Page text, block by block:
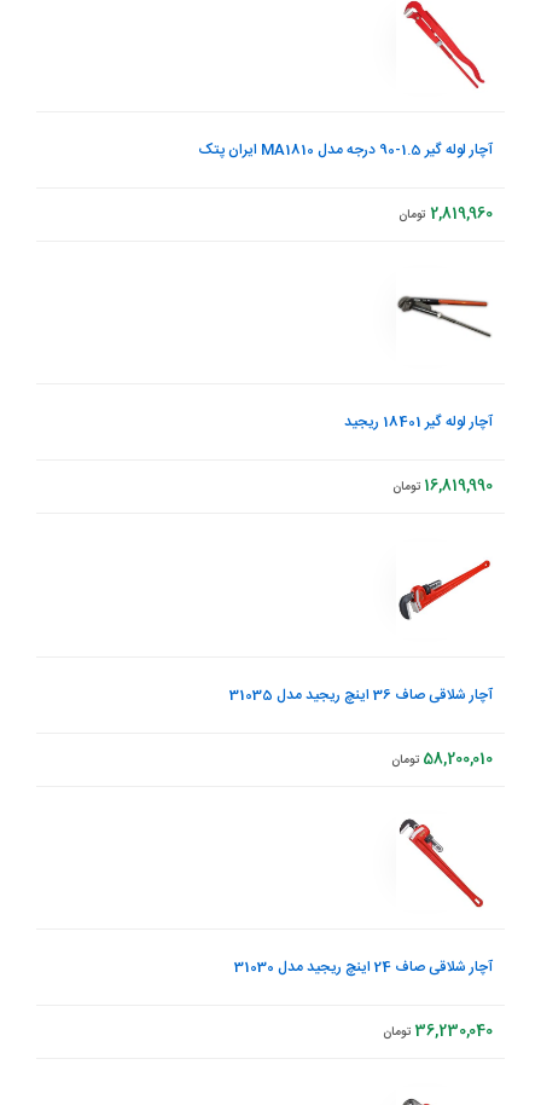
آچار لوله گیر 1.5-90 درجه مدل MA1810 ایران پتک
2,819,960 تومان
آچار لوله گیر 18401 ریجید
16,819,990 تومان
آچار شلاقی صاف 36 اینچ ریجید مدل 31035
58,200,010 تومان
آچار شلاقی صاف 24 اینچ ریجید مدل 31030
36,230,040 تومان